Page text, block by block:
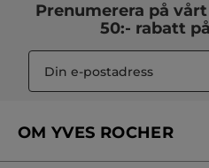
Prenumerera på vårt
50:- rabatt
OM YVES ROCHER